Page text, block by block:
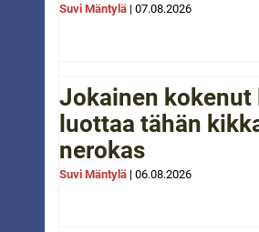
Suvi Mäntylä | 07.08.2026
Jokainen
luottaa tähän
nerokas
Suvi Mäntylä | 06.08.2026